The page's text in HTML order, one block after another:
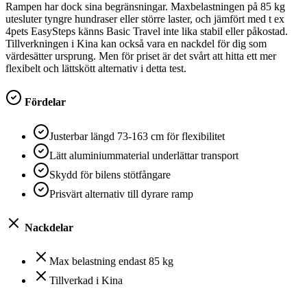
Rampen har dock sina begränsningar. Maxbelastningen på 85 kg
utesluter tyngre hundraser eller större laster, och jämfört med t ex
4pets EasySteps känns Basic Travel inte lika stabil eller påkostad.
Tillverkningen i Kina kan också vara en nackdel för dig som
värdesätter ursprung. Men för priset är det svårt att hitta ett mer
flexibelt och lättskött alternativ i detta test.
Fördelar
Justerbar längd 73-163 cm för flexibilitet
Lätt aluminiummaterial underlättar transport
Skydd för bilens stötfångare
Prisvärt alternativ till dyrare ramp
Nackdelar
Max belastning endast 85 kg
Tillverkad i Kina